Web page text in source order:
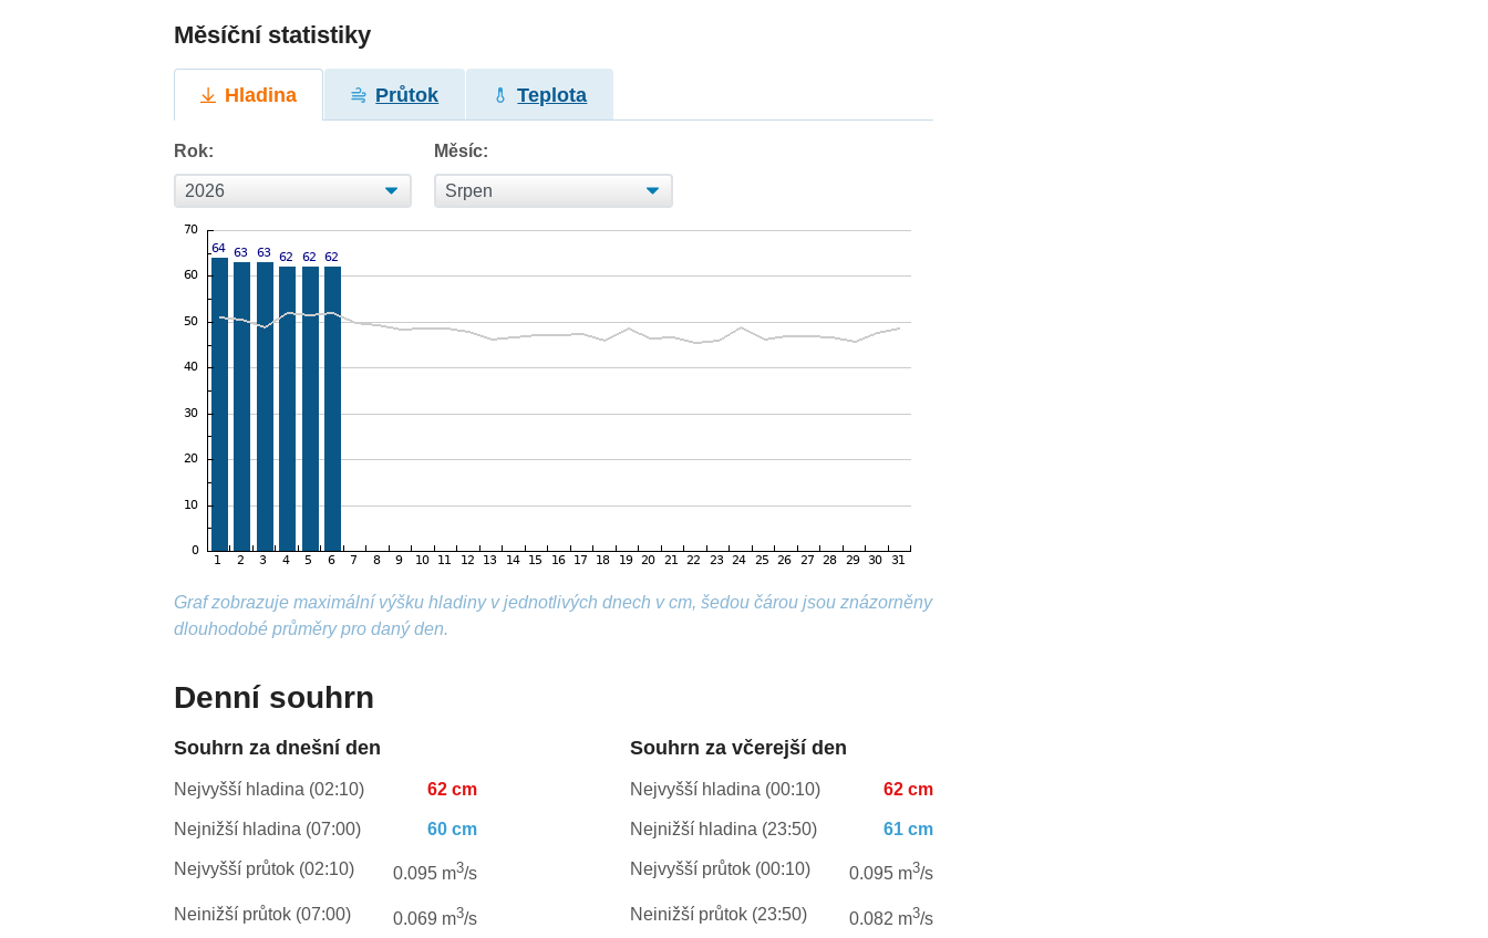
Měsíční statistiky
Hladina Průtok Teplota
Rok: Měsíc:
Graf zobrazuje maximální výšku hladiny v jednotlivých dnech v cm, šedou čárou jsou znázorněny
dlouhodobé průměry pro daný den.
Denní souhrn
Souhrn za dnešní den
Nejvyšší hladina (02:10) 62 cm
Nejnižší hladina (07:00) 60 cm
Nejvyšší průtok (02:10) 0.095 m3/s
Neinižší průtok (07:00) 0.069 m3/s
Souhrn za včerejší den
Nejvyšší hladina (00:10) 62 cm
Nejnižší hladina (23:50) 61 cm
Nejvyšší průtok (00:10) 0.095 m3/s
Neinižší průtok (23:50) 0.082 m3/s